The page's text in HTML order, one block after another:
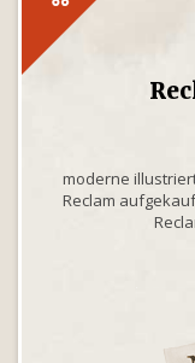
moderne
Reclam